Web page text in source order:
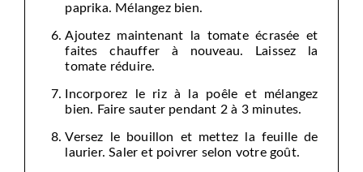
paprika. Mélangez bien.
Ajoutez maintenant la tomate écrasée et
faites chauffer à nouveau. Laissez la
tomate réduire.
Incorporez le riz à la poêle et mélangez
bien. Faire sauter pendant 2 à 3 minutes.
Versez le bouillon et mettez la feuille de
laurier. Saler et poivrer selon votre goût.